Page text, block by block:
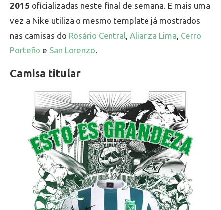
2015 oficializadas neste final de semana. E mais uma
vez a Nike utiliza o mesmo template já mostrados
nas camisas do Rosário Central, Alianza Lima, Cerro
Porteño e San Lorenzo.
Camisa titular